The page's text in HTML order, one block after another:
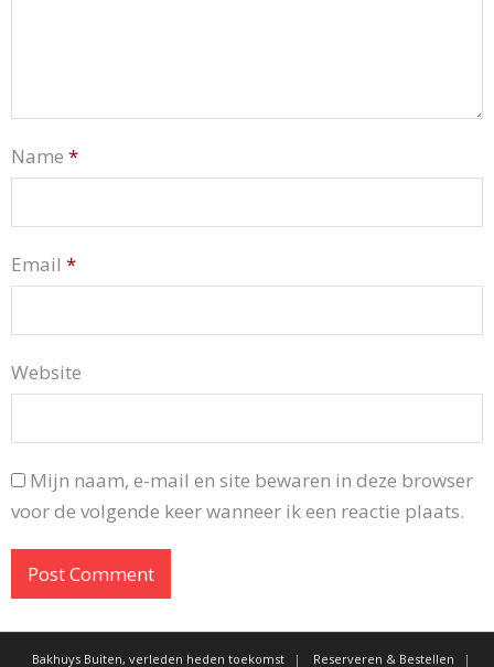
Name *
Email *
Website
Mijn naam, e-mail en site bewaren in deze browser
voor de volgende keer wanneer ik een reactie plaats.
Bakhuys Buiten, verleden heden toekomst Reserveren & Bestellen